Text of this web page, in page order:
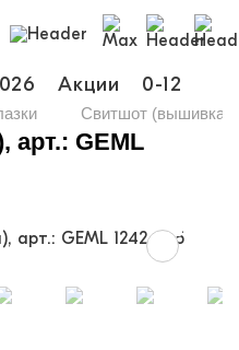
Акции 0-12
Свитшот (вышивка),
GEML